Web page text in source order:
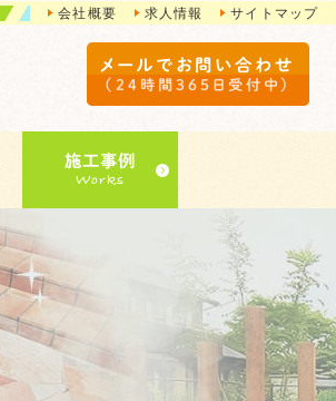
会社概要 求人情報 サイトマップ
メールでお問い合わせ
（24時間365日受付中）
施工事例